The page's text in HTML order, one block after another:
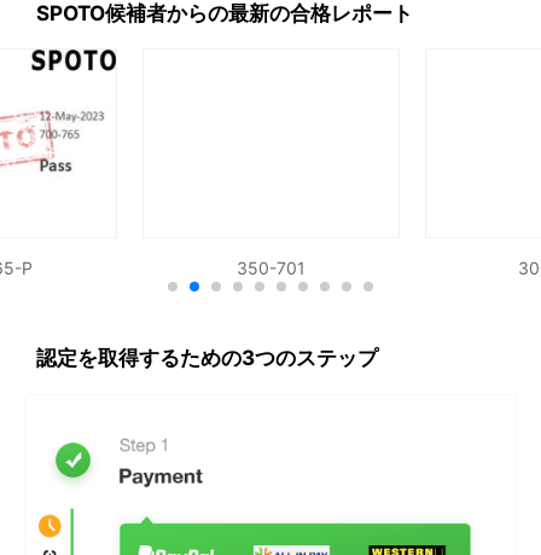
グ＆ドロップ、シミュレーションを含むCisco 500-
470 ENSDENGの模擬試験を提供します。
すべてのCisco模擬テストは、Cisco認定に関する16年
以上の研究を持つIT認定専門家のチームによって検証
購入した後、我々はあなたが試験に合格するために、
模擬試験演習システム
ムはあなたが実際の試験に適応するのを助けることが
できます。
高速合格認定試験
SPOTO候補者からの最新の合格レポート
P 350-701
認定を取得するための3つのステップ